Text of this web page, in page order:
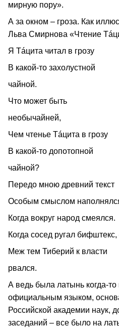
мирную пору».
А за окном – гроза. Как
Льва Смирнова «Чтение
Я Тáцита читал в грозу
В какой-то захолустной
чайной.
Что может быть
необычайней,
Чем чтенье Тáцита в грозу
В какой-то допотопной
чайной?
Передо мною древний текст
Особым смыслом
Когда вокруг народ смеялся.
Когда сосед ругал бифштекс,
Меж тем Тиберий к власти
рвался.
А ведь была латынь когда-
официальным языком,
Российской академии наук,
заседаний – все было на